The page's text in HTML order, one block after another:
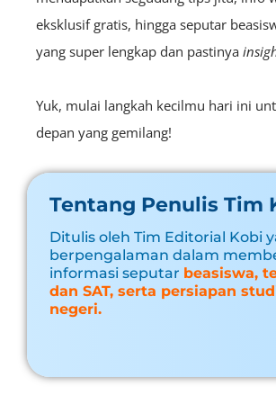
eksklusif gratis, hingga seputar
yang super lengkap dan pastinya
Yuk, mulai langkah kecilmu hari ini
depan yang gemilang!
Tentang Penulis Tim
Ditulis oleh Tim Editorial Kobi
berpengalaman dalam
informasi seputar beasiswa,
dan SAT, serta persiapan
negeri.